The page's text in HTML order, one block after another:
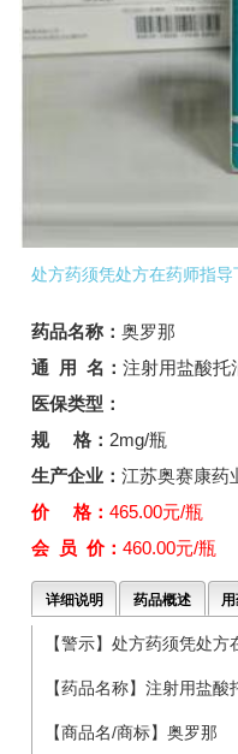
处方药须凭处方在药师指
药品名称： 奥罗那
通 用 名： 注射用盐酸托
医保类型：
规 格： 2mg/瓶
生产企业： 江苏奥赛康药
价 格： 465.00元/瓶
会 员 价： 460.00元/瓶
详细说明 药品概述
【警示】处方药须凭处
【药品名称】注射用盐酸
【商品名/商标】奥罗那